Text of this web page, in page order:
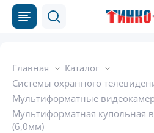
Главная
Каталог
Системы охранного
Мультиформатные
Мультиформатная купольная
(6,0мм)